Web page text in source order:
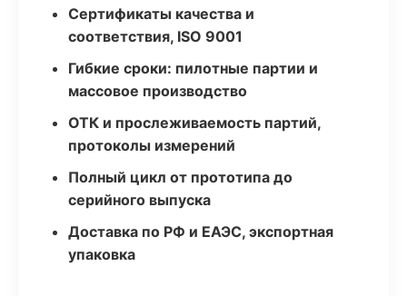
Сертификаты качества и
соответствия, ISO 9001
Гибкие сроки: пилотные партии и
массовое производство
ОТК и прослеживаемость партий,
протоколы измерений
Полный цикл от прототипа до
серийного выпуска
Доставка по РФ и ЕАЭС, экспортная
упаковка